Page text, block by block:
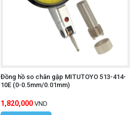
Đồng hồ so chân gập MITUTOYO 513-414-
10E (0-0.5mm/0.01mm)
1,820,000 VND